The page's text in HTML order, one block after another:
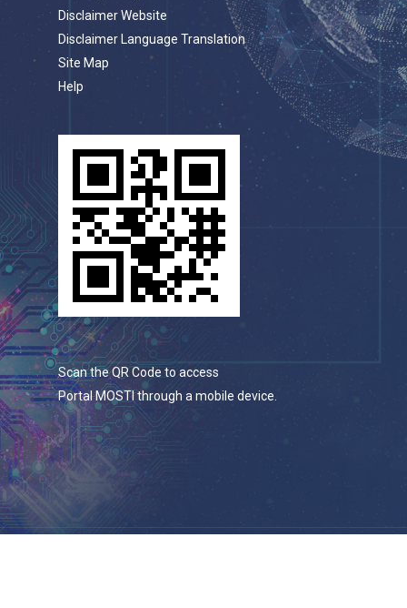
Disclaimer Website
Disclaimer Language Translation
Site Map
Help
Scan the QR Code to access
Portal MOSTI through a mobile device.